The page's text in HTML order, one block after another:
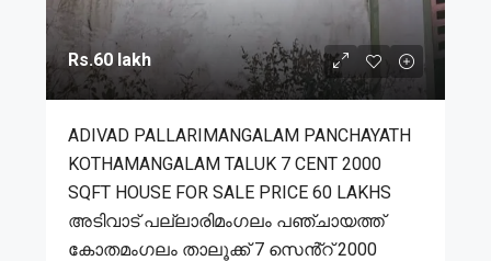
Rs.60 lakh
ADIVAD PALLARIMANGALAM PANCHAYATH
KOTHAMANGALAM TALUK 7 CENT 2000
SQFT HOUSE FOR SALE PRICE 60 LAKHS
അടിവാട് പല്ലാരിമംഗലം പഞ്ചായത്ത്
കോതമംഗലം താലൂക്ക് 7 സെൻ്റ് 2000